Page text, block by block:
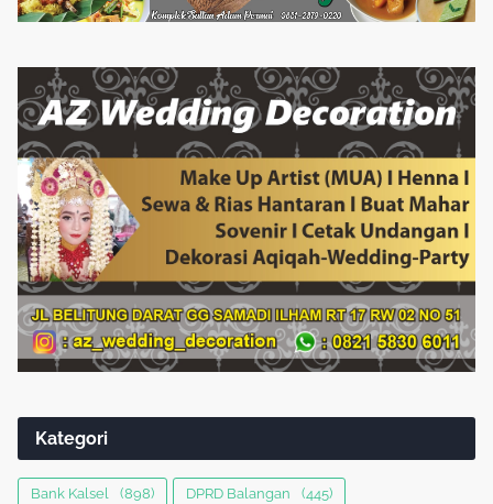
Kategori
Bank Kalsel (898) DPRD Balangan (445)